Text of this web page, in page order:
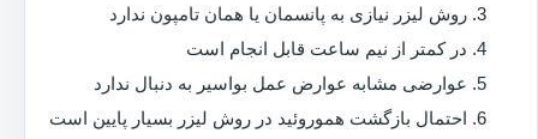
روش لیزر نیازی به پانسمان یا همان تامپون ندارد
در کمتر از نیم ساعت قابل انجام است
عوارضی مشابه عوارض عمل بواسیر به دنبال ندارد
احتمال بازگشت هموروئید در روش لیزر بسیار پایین است